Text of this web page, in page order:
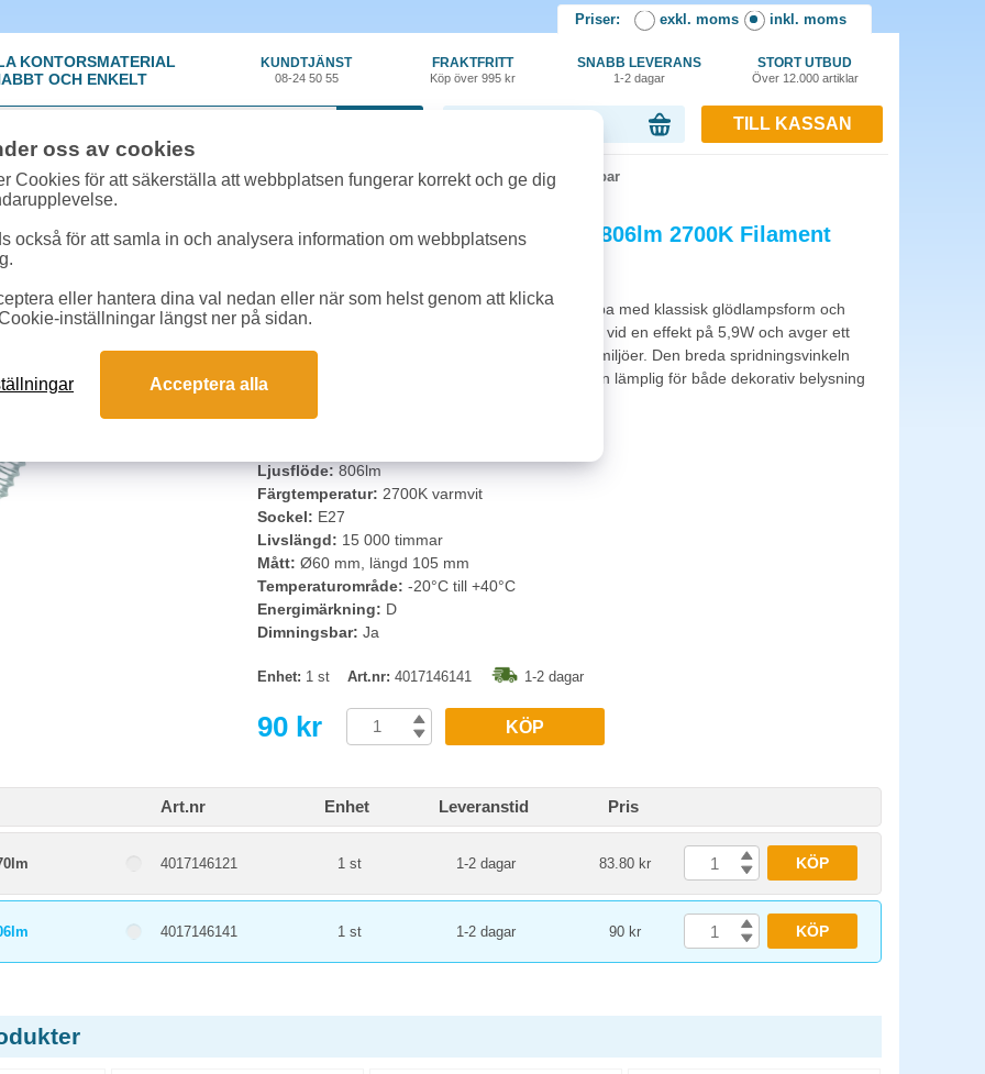
Priser: exkl. moms inkl. moms
KONTORSMATERIAL
OCH ENKELT
KUNDTJÄNST
08-24 50 55
FRAKTFRITT
Köp över 995 kr
SNABB LEVERANS
1-2 dagar
STORT UTBUD
Över 12.000 artiklar
TILL KASSAN
Elartiklar»LED-lampor»LED Klotlampa E27 Osram 5,9W 806lm 2700K Filament Dimbar
LED Klotlampa E27 Osram 5,9W 806lm 2700K Filament
Osram LED-lampa E27 är en dimbar filamentlampa med klassisk glödlampsform och
energieffektiv LED-teknik. Lampan ger 806 lumen vid en effekt på 5,9W och avger ett
varmvitt ljus på 2700K som passar i många olika miljöer. Den breda spridningsvinkeln
på 360° ger en jämn ljusfördelning och gör lampan lämplig för både dekorativ belysning
Ljusflöde:806lm
Färgtemperatur: 2700K varmvit
Sockel: E27
Livslängd: 15 000 timmar
Mått: Ø60 mm, längd 105 mm
Temperaturområde: -20°C till +40°C
Energimärkning: D
Dimningsbar: Ja
Enhet: 1 st Art.nr: 4017146141 1-2 dagar
90 kr KÖP
Art.nr Enhet Leveranstid Pris
4017146121 1 st 1-2 dagar 83.80 kr KÖP
4017146141 1 st 1-2 dagar 90 kr KÖP
oss av cookies
Cookies för att säkerställa att webbplatsen fungerar korrekt och ge dig
också för att samla in och analysera information om webbplatsens
eller hantera dina val nedan eller när som helst genom att klicka
inställningar längst ner på sidan.
Acceptera alla